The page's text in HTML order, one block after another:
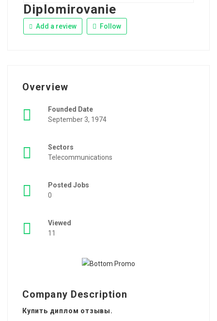
Diplomirovanie
Add a review Follow
Overview
Founded Date
September 3, 1974
Sectors
Telecommunications
Posted Jobs
0
Viewed
11
Company Description
Купить диплом отзывы.